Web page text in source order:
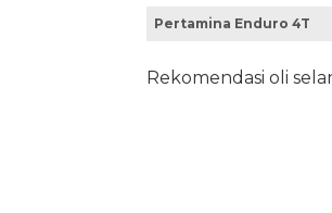
Pertamina Enduro 4T
Rekomendasi oli